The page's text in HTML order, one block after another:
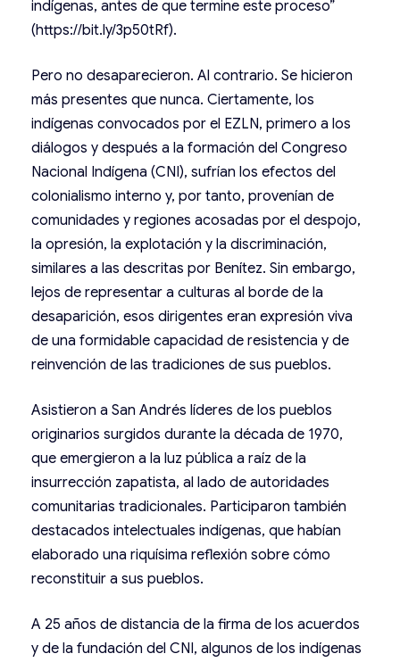
indígenas, antes de que termine este proceso”
(https://bit.ly/3p50tRf).
Pero no desaparecieron. Al contrario. Se hicieron
más presentes que nunca. Ciertamente, los
indígenas convocados por el EZLN, primero a los
diálogos y después a la formación del Congreso
Nacional Indígena (CNI), sufrían los efectos del
colonialismo interno y, por tanto, provenían de
comunidades y regiones acosadas por el despojo,
la opresión, la explotación y la discriminación,
similares a las descritas por Benítez. Sin embargo,
lejos de representar a culturas al borde de la
desaparición, esos dirigentes eran expresión viva
de una formidable capacidad de resistencia y de
reinvención de las tradiciones de sus pueblos.
Asistieron a San Andrés líderes de los pueblos
originarios surgidos durante la década de 1970,
que emergieron a la luz pública a raíz de la
insurrección zapatista, al lado de autoridades
comunitarias tradicionales. Participaron también
destacados intelectuales indígenas, que habían
elaborado una riquísima reflexión sobre cómo
reconstituir a sus pueblos.
A 25 años de distancia de la firma de los acuerdos
y de la fundación del CNI, algunos de los indígenas